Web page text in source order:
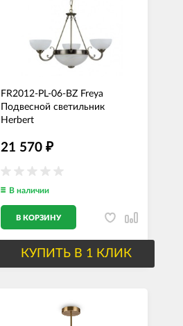
FR2012-PL-06-BZ Freya
Подвесной светильник
Herbert
21 570 ₽
В наличии
В КОРЗИНУ
КУПИТЬ В 1 КЛИК